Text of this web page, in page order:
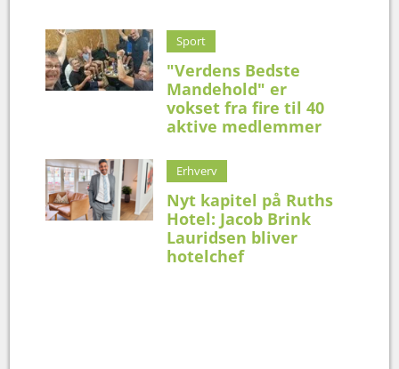
Sport
"Verdens Bedste
Mandehold" er
vokset fra fire til 40
aktive medlemmer
Erhverv
Nyt kapitel på Ruths
Hotel: Jacob Brink
Lauridsen bliver
hotelchef